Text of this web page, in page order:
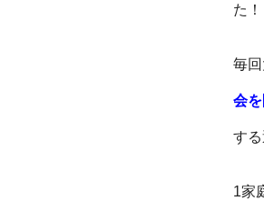
た！
毎
会を
する
1家